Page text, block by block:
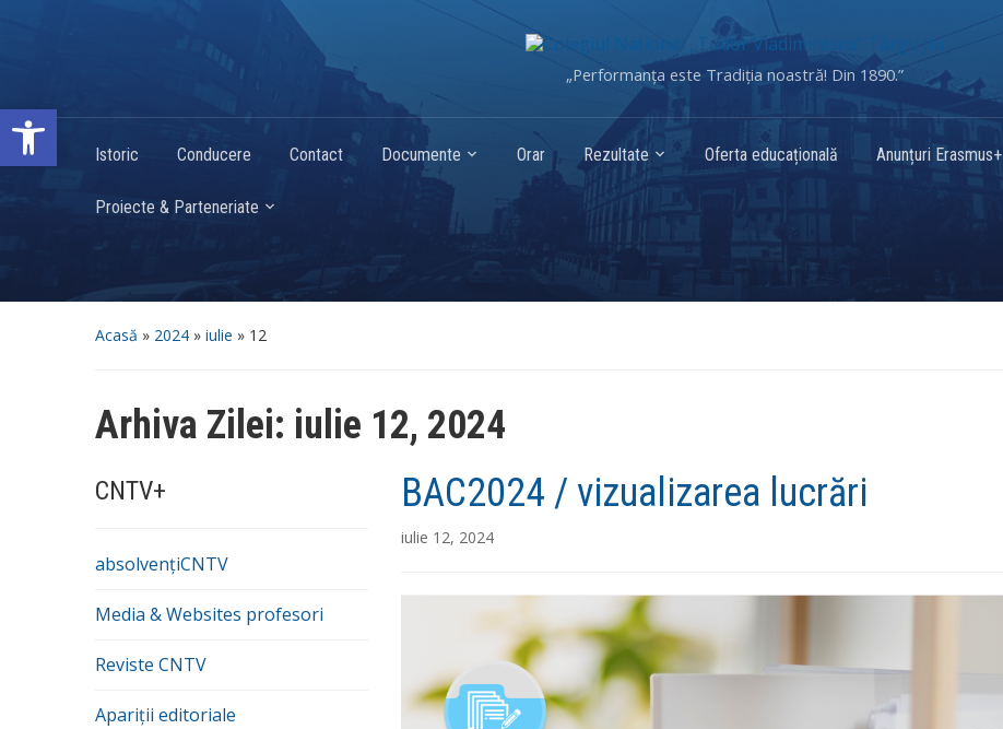
Deschide bara de unelte
„Performanța este Tradiția noastră! Din 1890.”
Istoric Conducere Contact Documente Orar Rezultate Oferta educațională Anunțuri Erasmus+
Proiecte & Parteneriate
Acasă » 2024 » iulie » 12
Arhiva Zilei: iulie 12, 2024
CNTV+
absolvențiCNTV
Media & Websites profesori
Reviste CNTV
Apariții editoriale
BAC2024 / vizualizarea lucrări
iulie 12, 2024